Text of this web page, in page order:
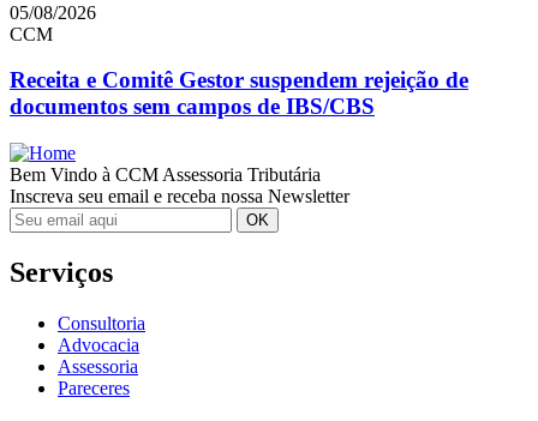
05/08/2026
CCM
Receita e Comitê Gestor suspendem rejeição de
documentos sem campos de IBS/CBS
Bem Vindo à CCM Assessoria Tributária
Inscreva seu email e receba nossa Newsletter
Serviços
Consultoria
Advocacia
Assessoria
Pareceres